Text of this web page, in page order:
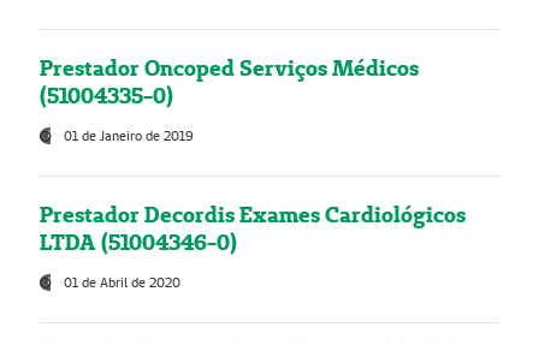
Prestador Oncoped Serviços Médicos
(51004335-0)
01 de Janeiro de 2019
Prestador Decordis Exames Cardiológicos
LTDA (51004346-0)
01 de Abril de 2020